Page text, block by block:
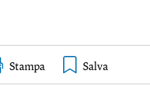
Stampa